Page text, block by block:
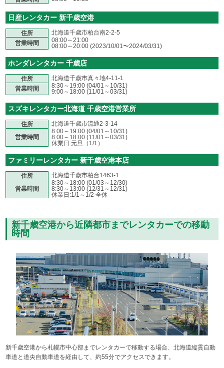
日産レンタカー 新千歳空港
住所
北海道千歳市柏台南2-2-5
営業時間
08:00～21:00
08:00～20:00 (2023/10/01〜2024/03/31)
ホンダレンタカー 千歳店
住所
北海道千歳市真々地4-11-1
営業時間
8:30～19:00 (04/01～10/31)
9:00～18:00 (11/01～03/31)
スズキレンタカー北海道 千歳空港営業所
住所
北海道千歳市流通2-3-14
営業時間
8:00～19:00 (04/01～10/31)
8:00～18:00 (11/01～03/31)
休業日:元旦（1/1）
ファミリーレンタカー 新千歳空港本店
住所
北海道千歳市柏台1463-1
営業時間
8:30～18:00 (01/03～12/30)
8:30～13:00 (12/31～12/31)
休業日:1/1～1/2 全休
新千歳空港から近隣都市までレンタカーでの移動
時間
新千歳空港から札幌市中心部までレンタカーで移動する場合、北海道縦貫自動
車道と道央自動車道を経由して、約55分でアクセスできます。